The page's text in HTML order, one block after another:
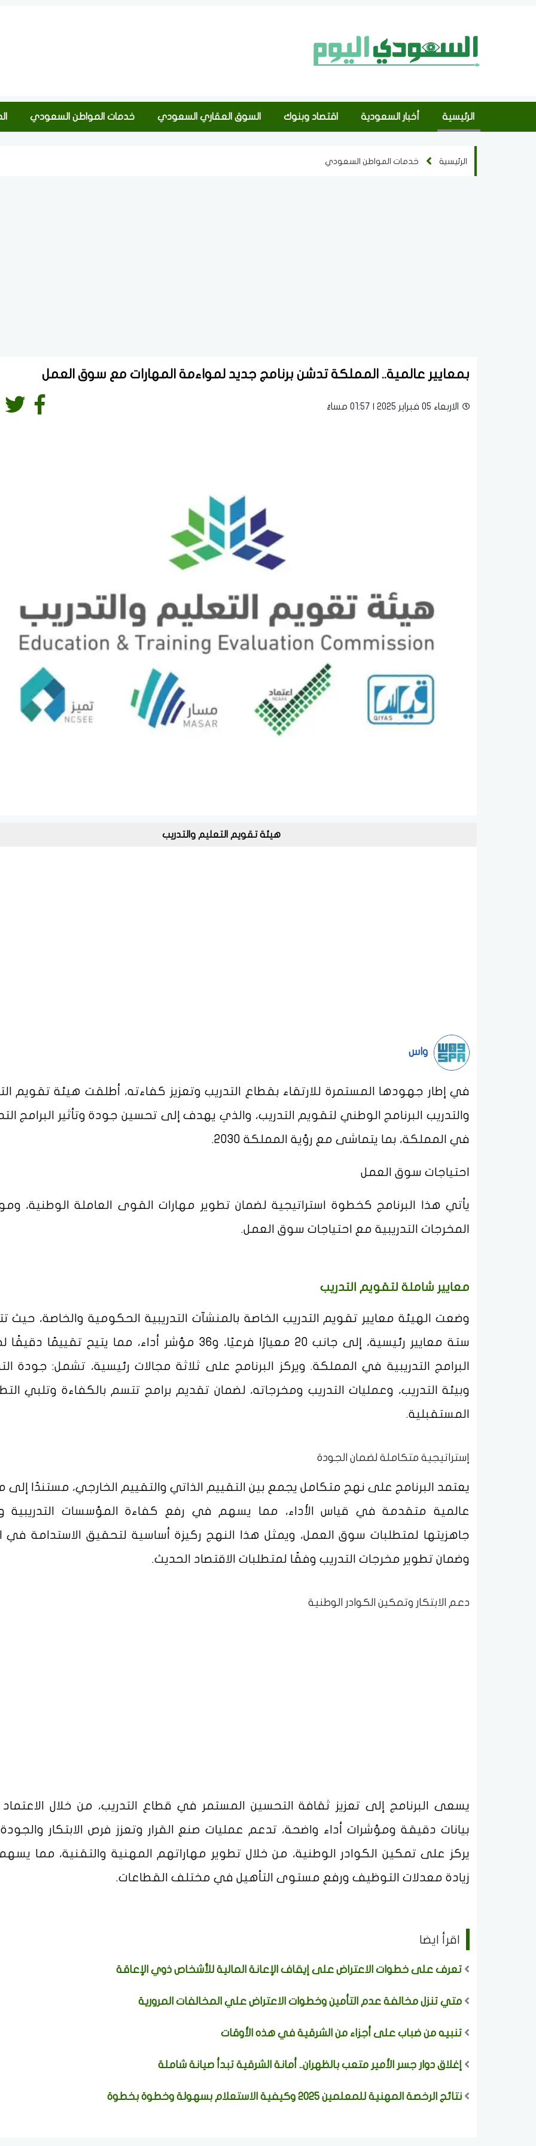
الرئيسية أخبار السعودية اقتصاد وبنوك السوق العقاري السعودي خدمات المواطن السعودي
الرئيسية خدمات المواطن السعودي
بمعايير عالمية.. المملكة تدشن برنامج جديد لمواءمة المهارات مع سوق العمل
الاربعاء 05 فبراير 2025 | 01:57 مساءً
هيئة تقويم التعليم والتدريب
واس
في إطار جهودها المستمرة للارتقاء بقطاع التدريب وتعزيز كفاءته، أطلقت هيئة تقويم
والتدريب البرنامج الوطني لتقويم التدريب، والذي يهدف إلى تحسين جودة وتأثير البرامج
في المملكة، بما يتماشى مع رؤية المملكة 2030.
احتياجات سوق العمل
يأتي هذا البرنامج كخطوة استراتيجية لضمان تطوير مهارات القوى العاملة الوطنية،
المخرجات التدريبية مع احتياجات سوق العمل.
معايير شاملة لتقويم التدريب
وضعت الهيئة معايير تقويم التدريب الخاصة بالمنشآت التدريبية الحكومية والخاصة، حيث
ستة معايير رئيسية، إلى جانب 20 معيارًا فرعيًا، و36 مؤشر أداء، مما يتيح تقييمًا
البرامج التدريبية في المملكة. ويركز البرنامج على ثلاثة مجالات رئيسية، تشمل: جودة
وبيئة التدريب، وعمليات التدريب ومخرجاته، لضمان تقديم برامج تتسم بالكفاءة وتلبي
المستقبلية.
إستراتيجية متكاملة لضمان الجودة
يعتمد البرنامج على نهج متكامل يجمع بين التقييم الذاتي والتقييم الخارجي، مستندًا إلى
عالمية متقدمة في قياس الأداء، مما يسهم في رفع كفاءة المؤسسات التدريبية
جاهزيتها لمتطلبات سوق العمل، ويمثل هذا النهج ركيزة أساسية لتحقيق الاستدامة في
وضمان تطوير مخرجات التدريب وفقًا لمتطلبات الاقتصاد الحديث.
دعم الابتكار وتمكين الكوادر الوطنية
يسعى البرنامج إلى تعزيز ثقافة التحسين المستمر في قطاع التدريب، من خلال
بيانات دقيقة ومؤشرات أداء واضحة، تدعم عمليات صنع القرار وتعزز فرص الابتكار
يركز على تمكين الكوادر الوطنية، من خلال تطوير مهاراتهم المهنية والتقنية، مما
زيادة معدلات التوظيف ورفع مستوى التأهيل في مختلف القطاعات.
اقرأ ايضا
تعرف على خطوات الاعتراض على إيقاف الإعانة المالية للأشخاص ذوي الإعاقة
متي تنزل مخالفة عدم التأمين وخطوات الاعتراض علي المخالفات المرورية
تنبيه من ضباب على أجزاء من الشرقية في هذه الأوقات
إغلاق دوار جسر الأمير متعب بالظهران.. أمانة الشرقية تبدأ صيانة شاملة
نتائج الرخصة المهنية للمعلمين 2025 وكيفية الاستعلام بسهولة وخطوة بخطوة